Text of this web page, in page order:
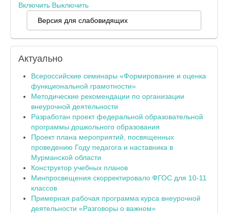
Включить Выключить
Версия для слабовидящих
Актуально
Всероссийские семинары «Формирование и оценка
функциональной грамотности»
Методические рекомендации по организации
внеурочной деятельности
Разработан проект федеральной образовательной
программы дошкольного образования
Проект плана мероприятий, посвященных
проведению Году педагога и наставника в
Мурманской области
Конструктор учебных планов
Минпросвещения скорректировало ФГОС для 10-11
классов
Примерная рабочая программа курса внеурочной
деятельности «Разговоры о важном»